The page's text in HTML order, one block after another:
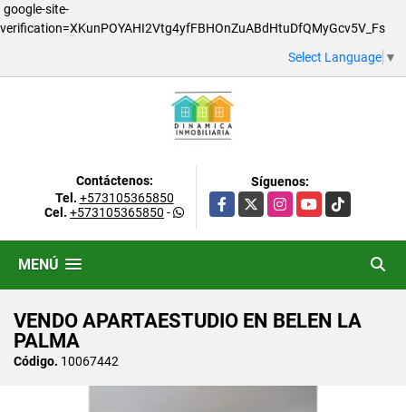
google-site-
verification=XKunPOYAHI2Vtg4yfFBHOnZuABdHtuDfQMyGcv5V_Fs
Select Language ▼
Contáctenos:
Tel. +573105365850
Cel. +573105365850 -
Síguenos:
Facebook
X InstagramYouTubeTikTok
MENÚ
VENDO APARTAESTUDIO EN BELEN LA
PALMA
Código. 10067442